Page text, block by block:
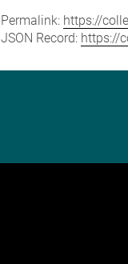
Permalink: https://
JSON Record: https://